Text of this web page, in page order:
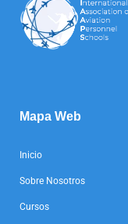
Mapa Web
Inicio
Sobre Nosotros
Cursos